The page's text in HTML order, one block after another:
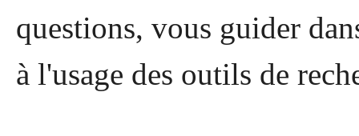
questions, vous guider
à l'usage des outils de